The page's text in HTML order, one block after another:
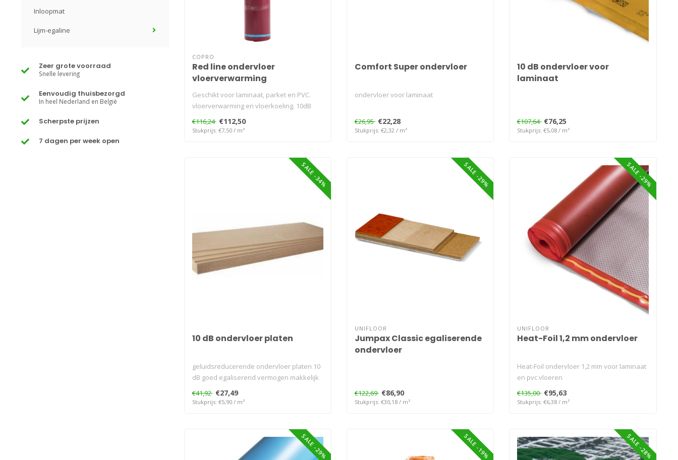
Inloopmat
Lijm-egaline
Zeer grote voorraad
Snelle levering
Eenvoudig thuisbezorgd
In heel Nederland en België
Scherpste prijzen
7 dagen per week open
COPRO
Red line ondervloer
vloerverwarming
Geschikt voor laminaat, parket en PVC.
vloerverwarming en vloerkoeling. 10dB
€116,24 €112,50
Stukprijs: €7,50 / m²
Comfort Super ondervloer
ondervloer voor laminaat
€26,95 €22,28
Stukprijs: €2,32 / m²
10 dB ondervloer voor
laminaat
€107,64 €76,25
Stukprijs: €5,08 / m²
SALE -34%
10 dB ondervloer platen
geluidsreducerende ondervloer platen 10
dB goed egaliserend vermogen makkelijk
€41,92 €27,49
Stukprijs: €5,90 / m²
SALE -29%
UNIFLOOR
Jumpax Classic egaliserende
ondervloer
€122,69 €86,90
Stukprijs: €30,18 / m²
SALE -29%
UNIFLOOR
Heat-Foil 1,2 mm ondervloer
Heat-Foil ondervloer 1,2 mm voor laminaat
en pvc vloeren
€135,00 €95,63
Stukprijs: €6,38 / m²
SALE -29% SALE -19% SALE -28%